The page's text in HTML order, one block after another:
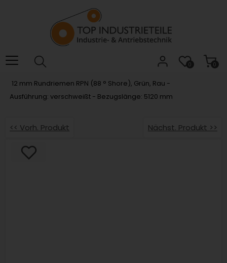
das
Barrierefreiheitsmenü
0
0
12 mm Rundriemen RPN (88 ° Shore), Grün, Rau -
Ausführung: verschweißt - Bezugslänge: 5120 mm
<< Vorh. Produkt Nächst. Produkt >>